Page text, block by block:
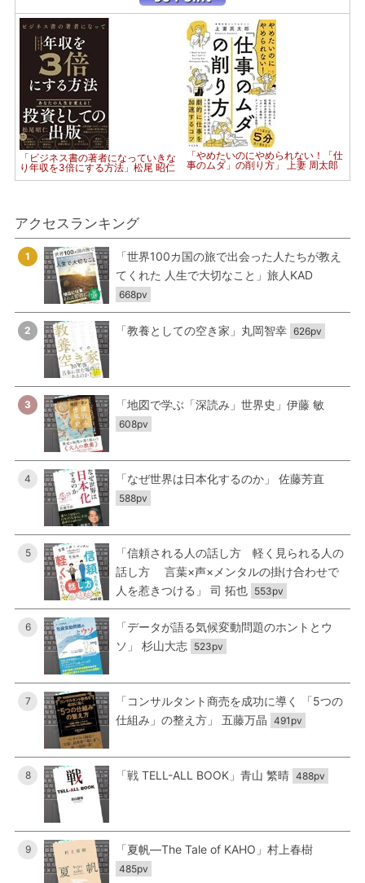
「ビジネス書の著者になっていきな
り年収を3倍にする方法」松尾 昭仁
「やめたいのにやめられない！「仕
事のムダ」の削り方」 上妻 周太郎
アクセスランキング
1
「世界100カ国の旅で出会った人たちが教え
てくれた 人生で大切なこと」旅人KAD
668pv
2 「教養としての空き家」丸岡智幸 626pv
3 「地図で学ぶ「深読み」世界史」伊藤 敏
608pv
4 「なぜ世界は日本化するのか」 佐藤芳直
588pv
5
「信頼される人の話し方 軽く見られる人の
話し方 言葉×声×メンタルの掛け合わせで
人を惹きつける」 司 拓也 553pv
6
「データが語る気候変動問題のホントとウ
ソ」 杉山大志 523pv
7
「コンサルタント商売を成功に導く 「5つの
仕組み」の整え方」 五藤万晶 491pv
8 「戦 TELL-ALL BOOK」青山 繁晴 488pv
9 「夏帆―The Tale of KAHO」村上春樹
485pv